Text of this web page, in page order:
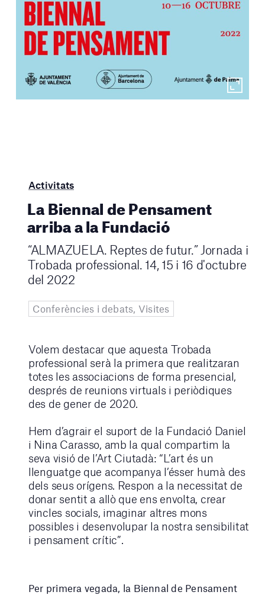
Activitats
La Biennal de Pensament
arriba a la Fundació
“ALMAZUELA. Reptes de futur.” Jornada i
Trobada professional. 14, 15 i 16 d'octubre
del 2022
Conferències i debats, Visites
Volem destacar que aquesta Trobada
professional serà la primera que realitzaran
totes les associacions de forma presencial,
després de reunions virtuals i periòdiques
des de gener de 2020.
Hem d’agrair el suport de la Fundació Daniel
i Nina Carasso, amb la qual compartim la
seva visió de l’Art Ciutadà: “L’art és un
llenguatge que acompanya l’ésser humà des
dels seus orígens. Respon a la necessitat de
donar sentit a allò que ens envolta, crear
vincles socials, imaginar altres mons
possibles i desenvolupar la nostra sensibilitat
i pensament crític”.
Per primera vegada, la Biennal de Pensament